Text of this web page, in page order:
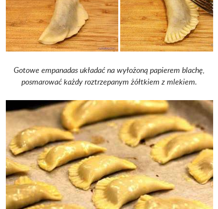
Gotowe empanadas układać na wyłożoną papierem blachę,
posmarować każdy roztrzepanym żółtkiem z mlekiem.